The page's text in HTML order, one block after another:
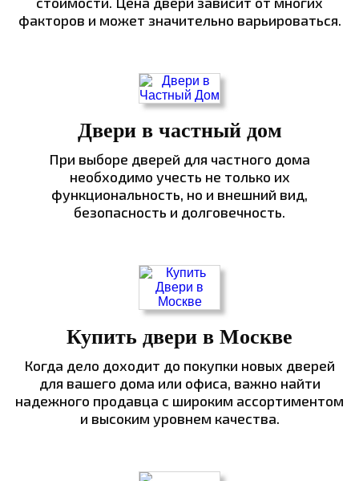
факторов и может значительно варьироваться.
Двери в частный дом
При выборе дверей для частного дома
необходимо учесть не только их
функциональность, но и внешний вид,
безопасность и долговечность.
Купить двери в Москве
Когда дело доходит до покупки новых дверей
для вашего дома или офиса, важно найти
надежного продавца с широким ассортиментом
и высоким уровнем качества.